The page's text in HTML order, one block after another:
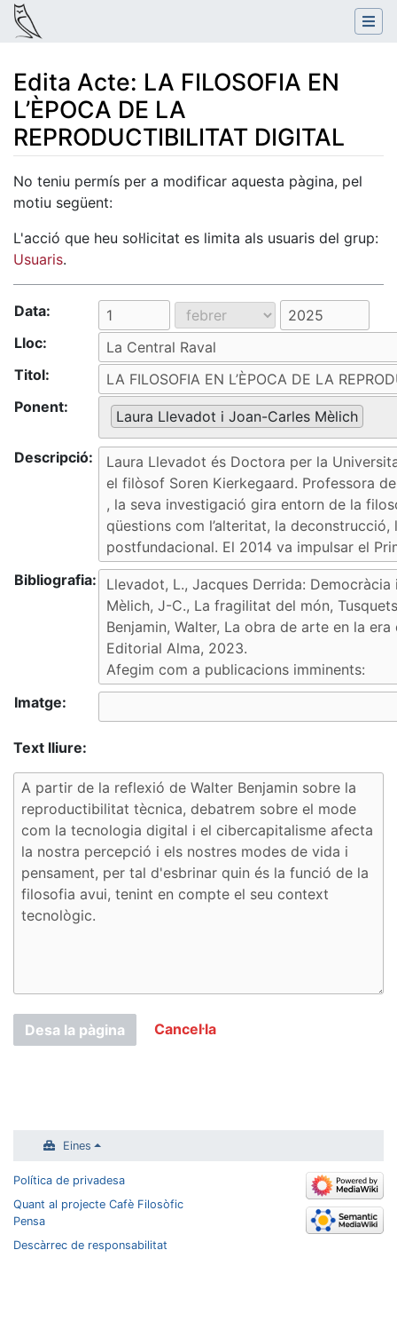
Edita Acte: LA FILOSOFIA EN
L’ÈPOCA DE LA
REPRODUCTIBILITAT DIGITAL
Salta a:navegació,cerca
No teniu permís per a modificar aquesta pàgina, pel
motiu següent:
L'acció que heu sol·licitat es limita als usuaris del grup:
Usuaris.
Data:
Lloc:
Titol:
Ponent:
Laura Llevadot i Joan-Carles Mèlich
Descripció:
Bibliografia:
Imatge:
Text lliure:
Desa la pàgina Cancel·la
Eines
Política de privadesa
Quant al projecte Cafè Filosòfic
Pensa
Descàrrec de responsabilitat